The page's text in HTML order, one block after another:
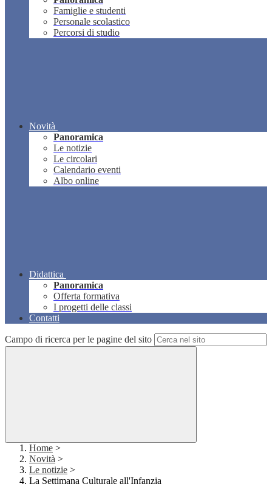
Famiglie e studenti
Personale scolastico
Percorsi di studio
Novità
Panoramica
Le notizie
Le circolari
Calendario eventi
Albo online
Didattica
Panoramica
Offerta formativa
I progetti delle classi
Contatti
Campo di ricerca per le pagine del sito
Home >
Novità >
Le notizie >
La Settimana Culturale all'Infanzia